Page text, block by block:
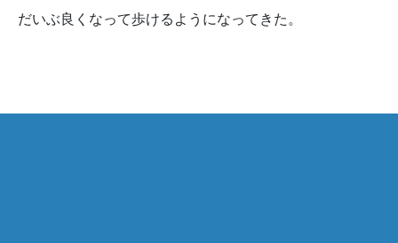
だいぶ良くなって歩けるようになってきた。